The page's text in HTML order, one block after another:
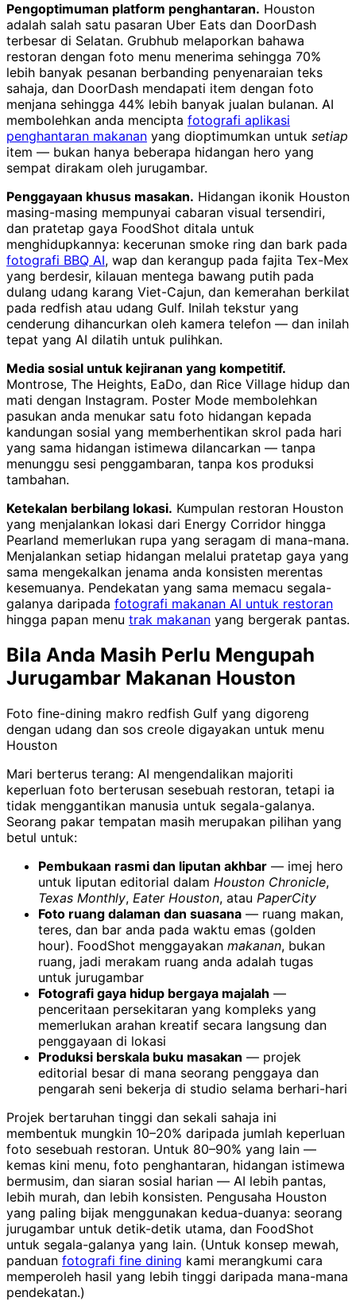
Pengoptimuman platform penghantaran. Houston
adalah salah satu pasaran Uber Eats dan DoorDash
terbesar di Selatan. Grubhub melaporkan bahawa
restoran dengan foto menu menerima sehingga 70%
lebih banyak pesanan berbanding penyenaraian teks
sahaja, dan DoorDash mendapati item dengan foto
menjana sehingga 44% lebih banyak jualan bulanan. AI
membolehkan anda mencipta fotografi aplikasi
penghantaran makanan yang dioptimumkan untuk setiap
item — bukan hanya beberapa hidangan hero yang
sempat dirakam oleh jurugambar.
Penggayaan khusus masakan. Hidangan ikonik Houston
masing-masing mempunyai cabaran visual tersendiri,
dan pratetap gaya FoodShot ditala untuk
menghidupkannya: kecerunan smoke ring dan bark pada
fotografi BBQ AI, wap dan kerangup pada fajita Tex-Mex
yang berdesir, kilauan mentega bawang putih pada
dulang udang karang Viet-Cajun, dan kemerahan berkilat
pada redfish atau udang Gulf. Inilah tekstur yang
cenderung dihancurkan oleh kamera telefon — dan inilah
tepat yang AI dilatih untuk pulihkan.
Media sosial untuk kejiranan yang kompetitif.
Montrose, The Heights, EaDo, dan Rice Village hidup dan
mati dengan Instagram. Poster Mode membolehkan
pasukan anda menukar satu foto hidangan kepada
kandungan sosial yang memberhentikan skrol pada hari
yang sama hidangan istimewa dilancarkan — tanpa
menunggu sesi penggambaran, tanpa kos produksi
tambahan.
Ketekalan berbilang lokasi. Kumpulan restoran Houston
yang menjalankan lokasi dari Energy Corridor hingga
Pearland memerlukan rupa yang seragam di mana-mana.
Menjalankan setiap hidangan melalui pratetap gaya yang
sama mengekalkan jenama anda konsisten merentas
kesemuanya. Pendekatan yang sama memacu segala-
galanya daripada fotografi makanan AI untuk restoran
hingga papan menu trak makanan yang bergerak pantas.
Bila Anda Masih Perlu Mengupah
Jurugambar Makanan Houston
Foto fine-dining makro redfish Gulf yang digoreng
dengan udang dan sos creole digayakan untuk menu
Houston
Mari berterus terang: AI mengendalikan majoriti
keperluan foto berterusan sesebuah restoran, tetapi ia
tidak menggantikan manusia untuk segala-galanya.
Seorang pakar tempatan masih merupakan pilihan yang
betul untuk:
Pembukaan rasmi dan liputan akhbar — imej hero
untuk liputan editorial dalam Houston Chronicle,
Texas Monthly, Eater Houston, atau PaperCity
Foto ruang dalaman dan suasana — ruang makan,
teres, dan bar anda pada waktu emas (golden
hour). FoodShot menggayakan makanan, bukan
ruang, jadi merakam ruang anda adalah tugas
untuk jurugambar
Fotografi gaya hidup bergaya majalah —
penceritaan persekitaran yang kompleks yang
memerlukan arahan kreatif secara langsung dan
penggayaan di lokasi
Produksi berskala buku masakan — projek
editorial besar di mana seorang penggaya dan
pengarah seni bekerja di studio selama berhari-hari
Projek bertaruhan tinggi dan sekali sahaja ini
membentuk mungkin 10–20% daripada jumlah keperluan
foto sesebuah restoran. Untuk 80–90% yang lain —
kemas kini menu, foto penghantaran, hidangan istimewa
bermusim, dan siaran sosial harian — AI lebih pantas,
lebih murah, dan lebih konsisten. Pengusaha Houston
yang paling bijak menggunakan kedua-duanya: seorang
jurugambar untuk detik-detik utama, dan FoodShot
untuk segala-galanya yang lain. (Untuk konsep mewah,
panduan fotografi fine dining kami merangkumi cara
memperoleh hasil yang lebih tinggi daripada mana-mana
pendekatan.)